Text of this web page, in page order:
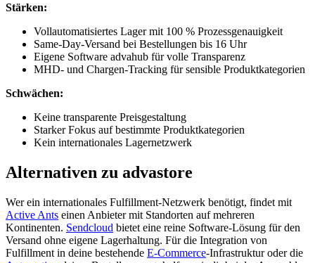
Stärken:
Vollautomatisiertes Lager mit 100 % Prozessgenauigkeit
Same-Day-Versand bei Bestellungen bis 16 Uhr
Eigene Software advahub für volle Transparenz
MHD- und Chargen-Tracking für sensible Produktkategorien
Schwächen:
Keine transparente Preisgestaltung
Starker Fokus auf bestimmte Produktkategorien
Kein internationales Lagernetzwerk
Alternativen zu advastore
Wer ein internationales Fulfillment-Netzwerk benötigt, findet mit
Active Ants einen Anbieter mit Standorten auf mehreren
Kontinenten. Sendcloud bietet eine reine Software-Lösung für den
Versand ohne eigene Lagerhaltung. Für die Integration von
Fulfillment in deine bestehende E-Commerce-Infrastruktur oder die